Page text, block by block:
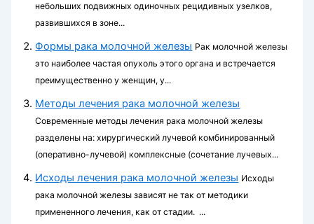
небольших подвижных одиночных рецидивных узелков,
развившихся в зоне...
Формы рака молочной железы Рак молочной железы
это наиболее частая опухоль этого органа и встречается
преимущественно у женщин, у...
Методы лечения рака молочной железы
Современные методы лечения рака молочной железы
разделены на: хирургический лучевой комбинированный
(оперативно-лучевой) комплексные (сочетание лучевых...
Исходы лечения рака молочной железы Исходы
рака молочной железы зависят не так от методики
примененного лечения, как от стадии. ...